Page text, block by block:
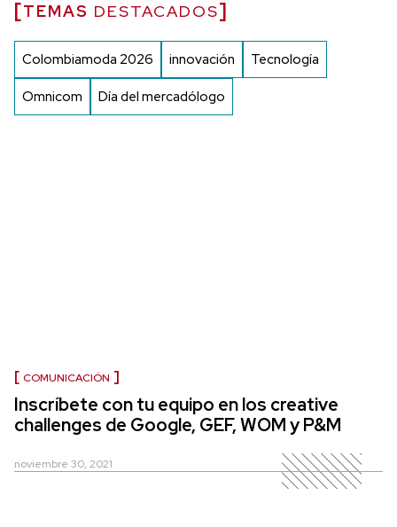
TEMAS DESTACADOS
Colombiamoda 2026 innovación Tecnología
Omnicom Día del mercadólogo
COMUNICACIÓN
Inscríbete con tu equipo en los creative
challenges de Google, GEF, WOM y P&M
noviembre 30, 2021